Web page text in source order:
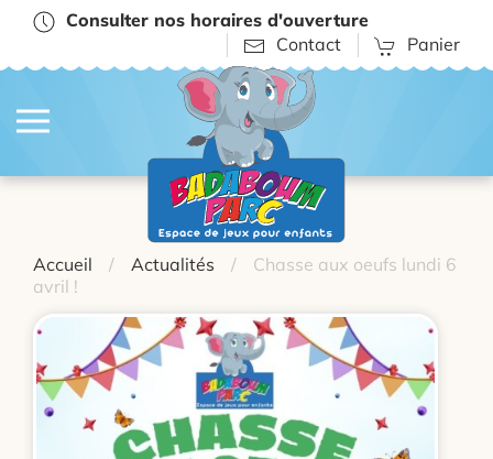
Consulter nos horaires d'ouverture
Contact
Panier
Accueil Actualités
Chasse aux oeufs lundi 6
avril !